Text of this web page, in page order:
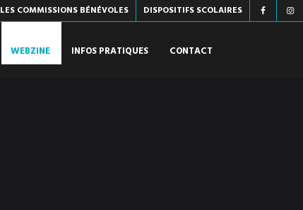
LES COMMISSIONS BÉNÉVOLES DISPOSITIFS SCOLAIRES
WEBZINE INFOS PRATIQUES CONTACT